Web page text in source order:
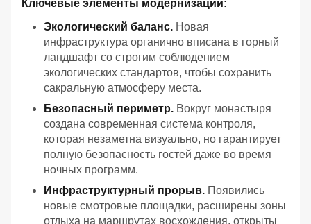
Ключевые элементы модернизации:
Экологический баланс. Новая
инфраструктура органично вписана в горный
ландшафт со строгим соблюдением
экологических стандартов, чтобы сохранить
сакральную атмосферу места.
Безопасный периметр. Вокруг монастыря
создана современная система контроля,
которая незаметна визуально, но гарантирует
полную безопасность гостей даже во время
ночных программ.
Инфраструктурный прорыв. Появились
новые смотровые площадки, расширены зоны
отдыха на маршрутах восхождения, открыты